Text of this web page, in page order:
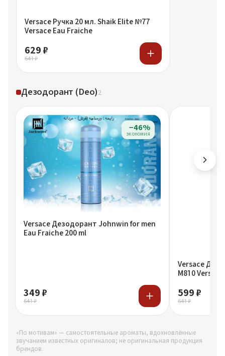
Versace Ручка 20 мл. Shaik Elite №77
Versace Eau Fraiche
629 ₽
641 ₽
Дезодорант (Deo)2
−46%
экономия
Versace Дезодорант Johnwin for men
Eau Fraiche 200 ml
349 ₽
641 ₽
Versace
M810
599 ₽
641 ₽
«По мотивам» — самостоятельные ароматы, вдохновлённые
звучанием известных оригиналов; не оригинальная продукция
брендов.